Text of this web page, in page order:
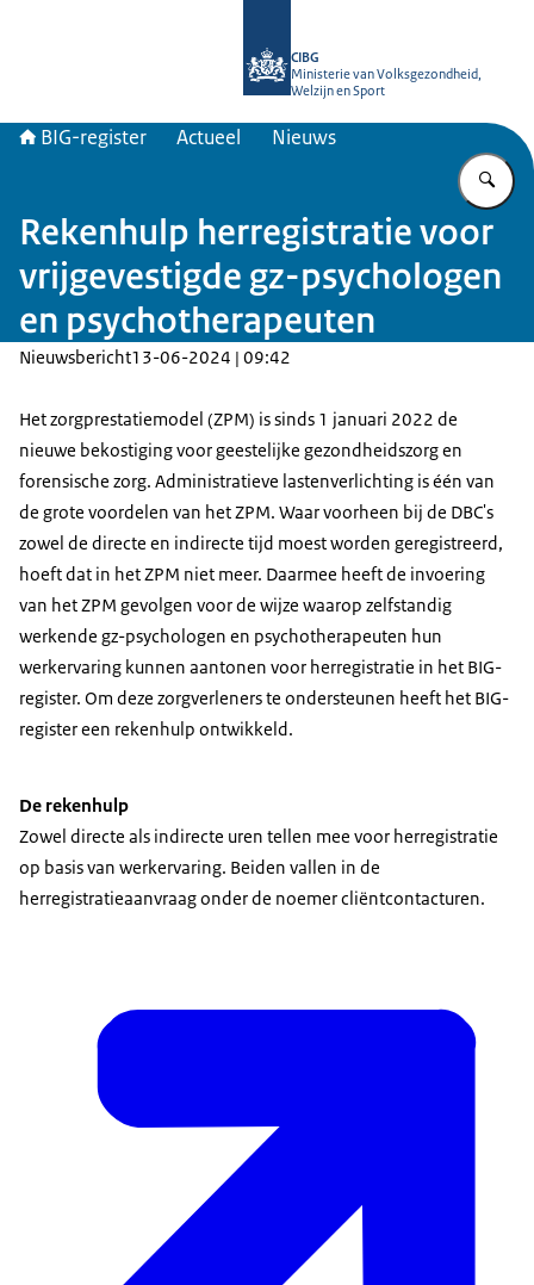
CIBG
Ministerie van Volksgezondheid,
Welzijn en Sport
BIG-register Actueel Nieuws
Rekenhulp herregistratie voor
vrijgevestigde gz-psychologen
en psychotherapeuten
Nieuwsbericht13-06-2024 | 09:42
Het zorgprestatiemodel (ZPM) is sinds 1 januari 2022 de
nieuwe bekostiging voor geestelijke gezondheidszorg en
forensische zorg. Administratieve lastenverlichting is één van
de grote voordelen van het ZPM. Waar voorheen bij de DBC's
zowel de directe en indirecte tijd moest worden geregistreerd,
hoeft dat in het ZPM niet meer. Daarmee heeft de invoering
van het ZPM gevolgen voor de wijze waarop zelfstandig
werkende gz-psychologen en psychotherapeuten hun
werkervaring kunnen aantonen voor herregistratie in het BIG-
register. Om deze zorgverleners te ondersteunen heeft het BIG-
register een rekenhulp ontwikkeld.
De rekenhulp
Zowel directe als indirecte uren tellen mee voor herregistratie
op basis van werkervaring. Beiden vallen in de
herregistratieaanvraag onder de noemer cliëntcontacturen.